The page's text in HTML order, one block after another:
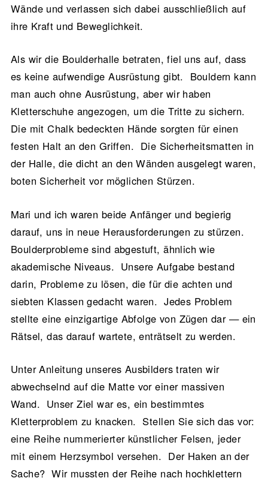
Wände und verlassen sich dabei ausschließlich auf
ihre Kraft und Beweglichkeit.
Als wir die Boulderhalle betraten, fiel uns auf, dass
es keine aufwendige Ausrüstung gibt. Bouldern kann
man auch ohne Ausrüstung, aber wir haben
Kletterschuhe angezogen, um die Tritte zu sichern.
Die mit Chalk bedeckten Hände sorgten für einen
festen Halt an den Griffen. Die Sicherheitsmatten in
der Halle, die dicht an den Wänden ausgelegt waren,
boten Sicherheit vor möglichen Stürzen.
Mari und ich waren beide Anfänger und begierig
darauf, uns in neue Herausforderungen zu stürzen.
Boulderprobleme sind abgestuft, ähnlich wie
akademische Niveaus. Unsere Aufgabe bestand
darin, Probleme zu lösen, die für die achten und
siebten Klassen gedacht waren. Jedes Problem
stellte eine einzigartige Abfolge von Zügen dar — ein
Rätsel, das darauf wartete, enträtselt zu werden.
Unter Anleitung unseres Ausbilders traten wir
abwechselnd auf die Matte vor einer massiven
Wand. Unser Ziel war es, ein bestimmtes
Kletterproblem zu knacken. Stellen Sie sich das vor:
eine Reihe nummerierter künstlicher Felsen, jeder
mit einem Herzsymbol versehen. Der Haken an der
Sache? Wir mussten der Reihe nach hochklettern